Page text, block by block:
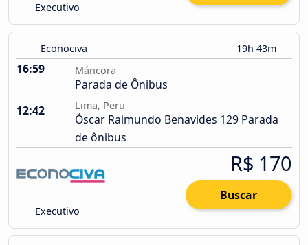
Executivo
Econociva 19h 43m
16:59 Máncora
Parada de Ônibus
12:42
Lima, Peru
Óscar Raimundo Benavides 129 Parada
de ônibus
Executivo
R$ 170
Buscar